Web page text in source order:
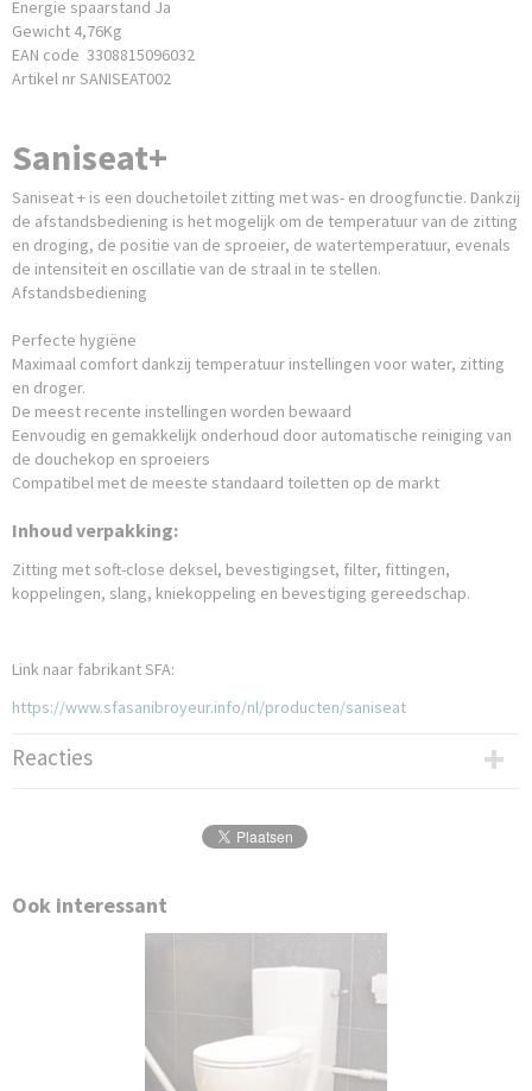
Energie spaarstand Ja
Gewicht 4,76Kg
EAN code 3308815096032
Artikel nr SANISEAT002
Saniseat+
Saniseat + is een douchetoilet zitting met was- en droogfunctie. Dankzij
de afstandsbediening is het mogelijk om de temperatuur van de zitting
en droging, de positie van de sproeier, de watertemperatuur, evenals
de intensiteit en oscillatie van de straal in te stellen.
Afstandsbediening
Perfecte hygiëne
Maximaal comfort dankzij temperatuur instellingen voor water, zitting
en droger.
De meest recente instellingen worden bewaard
Eenvoudig en gemakkelijk onderhoud door automatische reiniging van
de douchekop en sproeiers
Compatibel met de meeste standaard toiletten op de markt
Inhoud verpakking:
Zitting met soft-close deksel, bevestigingset, filter, fittingen,
koppelingen, slang, kniekoppeling en bevestiging gereedschap.
Link naar fabrikant SFA:
https://www.sfasanibroyeur.info/nl/producten/saniseat
Reacties
Ook interessant